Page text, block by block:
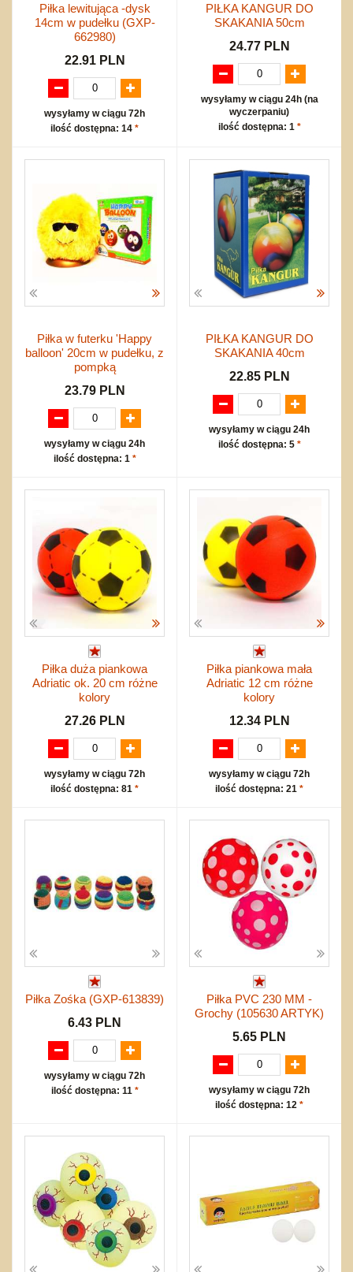
Piłka lewitująca -dysk
14cm w pudełku (GXP-
662980)
22.91 PLN
wysyłamy w ciągu 72h
ilość dostępna: 14 *
PIŁKA KANGUR DO
SKAKANIA 50cm
24.77 PLN
wysyłamy w ciągu 24h (na
wyczerpaniu)
ilość dostępna: 1 *
Piłka w futerku 'Happy
balloon' 20cm w pudełku, z
pompką
23.79 PLN
wysyłamy w ciągu 24h
ilość dostępna: 1 *
PIŁKA KANGUR DO
SKAKANIA 40cm
22.85 PLN
wysyłamy w ciągu 24h
ilość dostępna: 5 *
Piłka duża piankowa
Adriatic ok. 20 cm różne
kolory
27.26 PLN
wysyłamy w ciągu 72h
ilość dostępna: 81 *
Piłka piankowa mała
Adriatic 12 cm różne
kolory
12.34 PLN
wysyłamy w ciągu 72h
ilość dostępna: 21 *
Piłka Zośka (GXP-613839)
6.43 PLN
wysyłamy w ciągu 72h
ilość dostępna: 11 *
Piłka PVC 230 MM -
Grochy (105630 ARTYK)
5.65 PLN
wysyłamy w ciągu 72h
ilość dostępna: 12 *